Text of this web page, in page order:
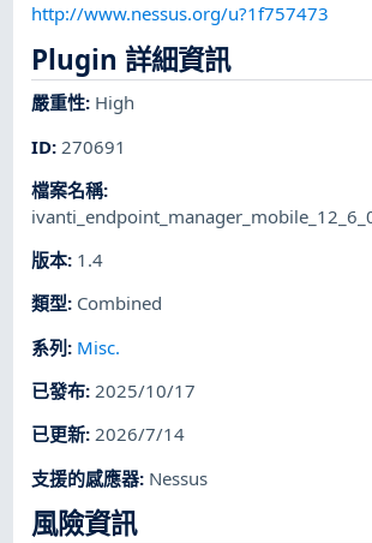
http://www.nessus.org/u?1f757473
Plugin 詳細資訊
嚴重性: High
ID: 270691
檔案名稱:
版本: 1.4
類型: Combined
系列: Misc.
已發布:2025/10/17
已更新:2026/7/14
支援的感應器: Nessus
風險資訊